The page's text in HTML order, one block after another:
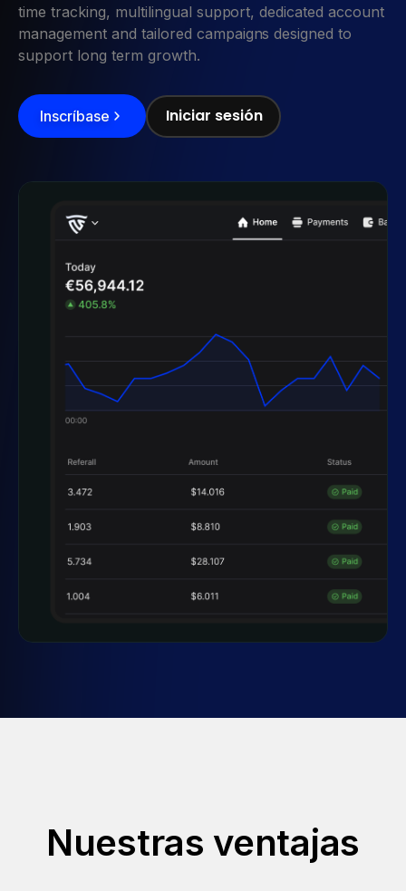
time tracking, multilingual support, dedicated account
management and tailored campaigns designed to
support long term growth.
Inscríbase Iniciar sesión
Nuestras ventajas